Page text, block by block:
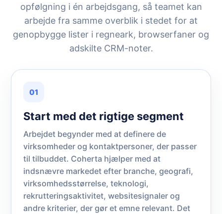
opfølgning i én arbejdsgang, så teamet kan
arbejde fra samme overblik i stedet for at
genopbygge lister i regneark, browserfaner og
adskilte CRM-noter.
01
Start med det rigtige segment
Arbejdet begynder med at definere de
virksomheder og kontaktpersoner, der passer
til tilbuddet. Coherta hjælper med at
indsnævre markedet efter branche, geografi,
virksomhedsstørrelse, teknologi,
rekrutteringsaktivitet, websitesignaler og
andre kriterier, der gør et emne relevant. Det